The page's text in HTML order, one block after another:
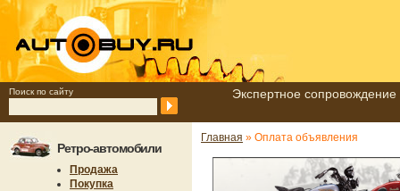
Поиск по сайту Экспертное
Ретро-автомобили
Продажа
Покупка
Главная » Оплата объявления